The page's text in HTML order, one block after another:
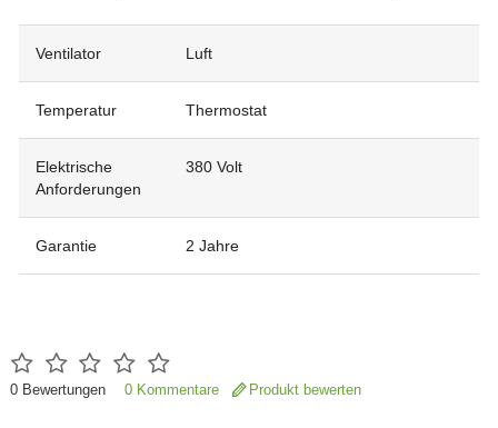
Ventilator Luft
Temperatur Thermostat
Elektrische
Anforderungen
380 Volt
Garantie 2 Jahre
0Bewertungen 0 Kommentare Produkt bewerten